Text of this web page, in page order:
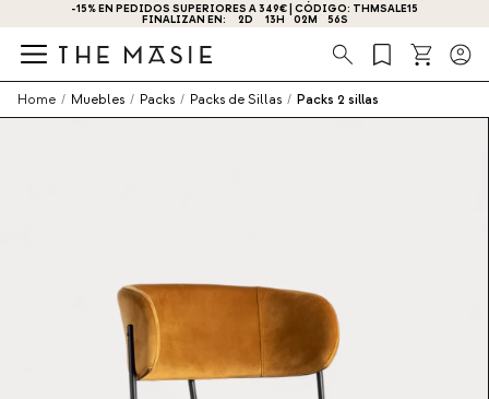
-15% EN PEDIDOS SUPERIORES A 349€ | CÓDIGO: THMSALE15
FINALIZAN EN: 2D 13H 02M 56S
Búsqueda
Home / Muebles / Packs / Packs de Sillas / Packs 2 sillas